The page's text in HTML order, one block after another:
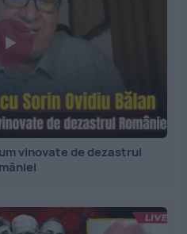
vinovate de dezastrul